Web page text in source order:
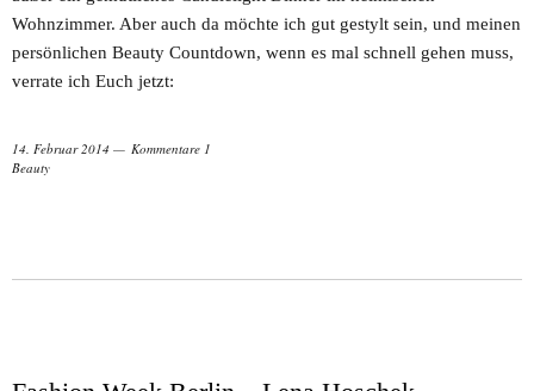
Wohnzimmer. Aber auch da möchte ich gut gestylt sein, und meinen
persönlichen Beauty Countdown, wenn es mal schnell gehen muss,
verrate ich Euch jetzt:
14. Februar 2014
Kommentare 1
Beauty